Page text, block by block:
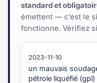
standard et
émettent — c'est le
fonctionne. Vérifiez
2023-11-10
un mauvais
pétrole liquéfié